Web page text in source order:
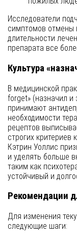
Исследователи
симптомов отмены
длительности
препарата все
Культура
В медицинской
forget» (назначил и
принимают
необходимости
рецептов
строгих
Кэтрин Уоллис
и уделять больше
таким как
устойчивый и
Рекомендации
Для изменения
следующие шаги: